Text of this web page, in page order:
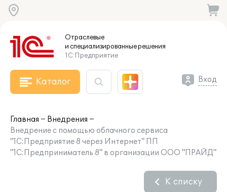
Отраслевые
и специализированныерешения
1С:Предприятие
Каталог Вход
Главная
Внедрения
Внедрение с помощью облачного сервиса
"1С:Предприятие 8 через Интернет" ПП
"1С:Предприниматель 8" в организации ООО "ПРАЙД"
К списку